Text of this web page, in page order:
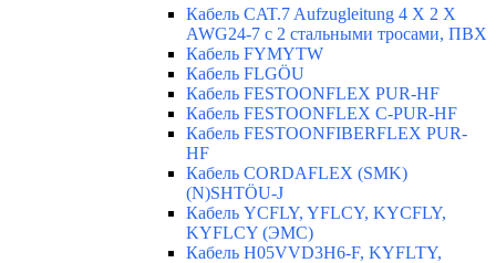
Кабель CAT.7 Aufzugleitung 4 X 2 X
AWG24-7 c 2 стальными тросами, ПВХ
Кабель FYMYTW
Кабель FLGÖU
Кабель FESTOONFLEX PUR-HF
Кабель FESTOONFLEX C-PUR-HF
Кабель FESTOONFIBERFLEX PUR-
HF
Кабель CORDAFLEX (SMK)
(N)SHTÖU-J
Кабель YCFLY, YFLCY, KYCFLY,
KYFLCY (ЭМС)
Кабель H05VVD3H6-F, KYFLTY,